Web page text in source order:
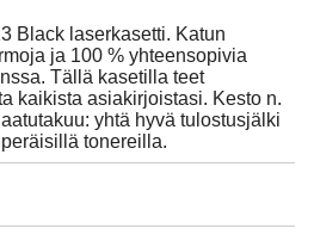
Black laserkasetti. Katun
ja 100 % yhteensopivia
Tällä kasetilla teet
kaikista asiakirjoistasi. Kesto n.
yhtä hyvä tulostusjälki
tonereilla.